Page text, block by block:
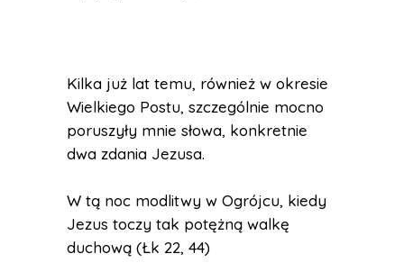
Kilka już lat temu, również w okresie
Wielkiego Postu, szczególnie mocno
poruszyły mnie słowa, konkretnie
dwa zdania Jezusa.
W tą noc modlitwy w Ogrójcu, kiedy
Jezus toczy tak potężną walkę
duchową (Łk 22, 44)